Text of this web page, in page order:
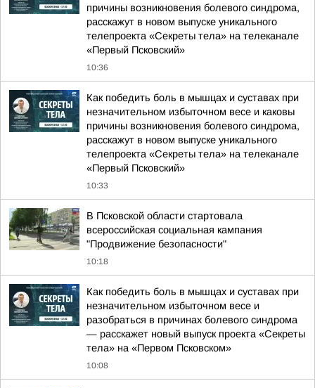
причины возникновения болевого синдрома,
расскажут в новом выпуске уникального
телепроекта «Секреты тела» на телеканале
«Первый Псковский»
10:36
Как победить боль в мышцах и суставах при
незначительном избыточном весе и каковы
причины возникновения болевого синдрома,
расскажут в новом выпуске уникального
телепроекта «Секреты тела» на телеканале
«Первый Псковский»
10:33
В Псковской области стартовала
всероссийская социальная кампания
"Продвижение безопасности"
10:18
Как победить боль в мышцах и суставах при
незначительном избыточном весе и
разобраться в причинах болевого синдрома
— расскажет новый выпуск проекта «Секреты
тела» на «Первом Псковском»
10:08